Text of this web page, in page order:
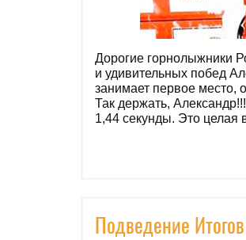
Дорогие горнолыжники
и удивительных побед
занимает первое место,
Так держать,
1,44 секунды. Это целая
Подведение